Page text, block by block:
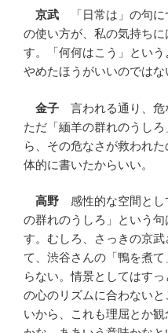
京武
「日常は」の句
の使い方が、私の気持ち
す。「何何はこう」とい
やめたほうがいいのではな
金子 言われる通り、危
ただ「緬羊の群れのうし
ら、その危なさが救われ
体的に書いたからいい。
高野 感性的な空間と
の群れのうしろ」という
す。むしろ、さっきの京
て、渋谷さんの「鴨を煮
らない。情景としてはす
の心のリズムに合わない
いから、これも理屈とか